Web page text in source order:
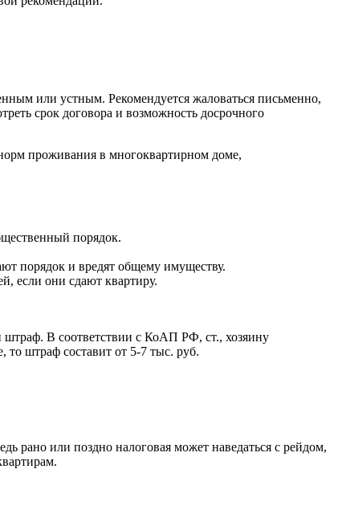
или устным. Рекомендуется жаловаться письменно,
срок договора и возможность досрочного
проживания в многоквартирном доме,
порядок.
порядок и вредят общему имуществу.
если они сдают квартиру.
штраф. В соответствии с КоАП РФ, ст., хозяину
то штраф составит от 5-7 тыс. руб.
рано или поздно налоговая может наведаться с рейдом,